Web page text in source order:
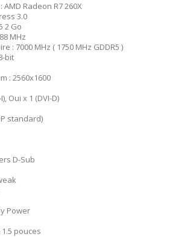
Radeon R7 260X
3.0
2 Go
MHz
: 7000 MHz ( 1750 MHz GDDR5 )
bit
: 2560x1600
Oui x 1 (DVI-D)
standard)
D-Sub
Power
pouces